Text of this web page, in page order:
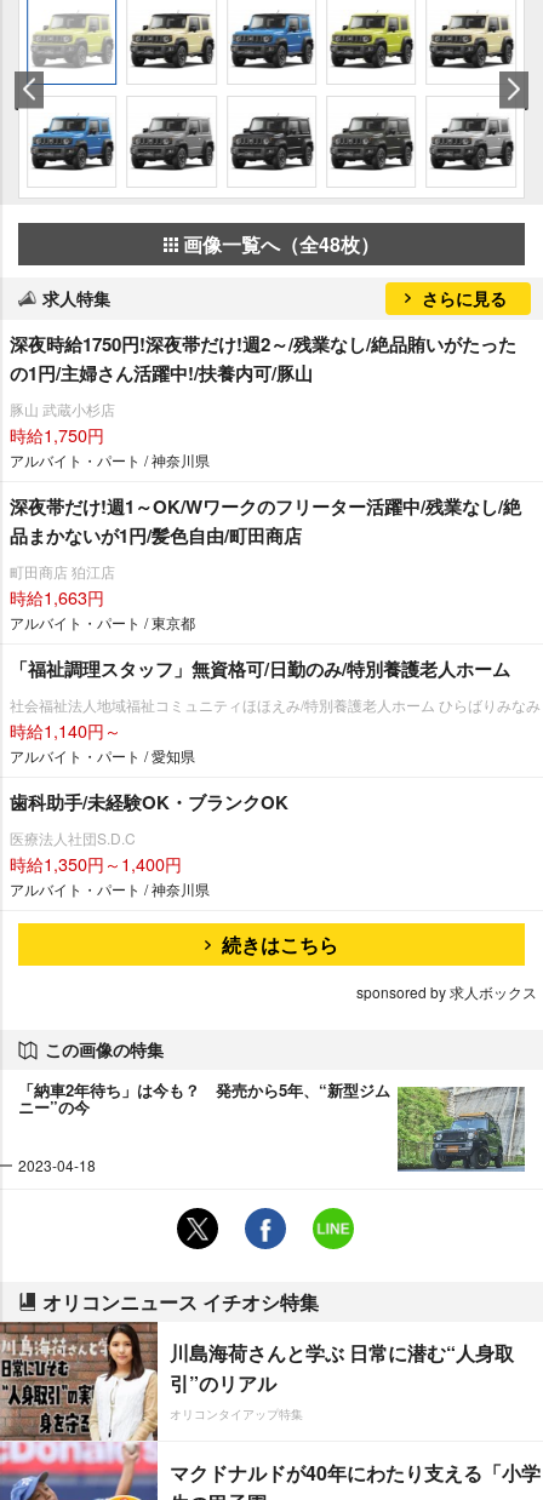
画像一覧へ（全48枚）
求人特集 さらに見る
深夜時給1750円!深夜帯だけ!週2～/残業なし/絶品賄いがたった
の1円/主婦さん活躍中!/扶養内可/豚山
豚山 武蔵小杉店
時給1,750円
アルバイト・パート / 神奈川県
深夜帯だけ!週1～OK/Wワークのフリーター活躍中/残業なし/絶
品まかないが1円/髪色自由/町田商店
町田商店 狛江店
時給1,663円
アルバイト・パート / 東京都
「福祉調理スタッフ」無資格可/日勤のみ/特別養護老人ホーム
社会福祉法人地域福祉コミュニティほほえみ/特別養護老人ホーム ひらばりみなみ
時給1,140円～
アルバイト・パート / 愛知県
歯科助手/未経験OK・ブランクOK
医療法人社団S.D.C
時給1,350円～1,400円
アルバイト・パート / 神奈川県
続きはこちら
sponsored by 求人ボックス
この画像の特集
「納車2年待ち」は今も？ 発売から5年、“新型ジム
ニー”の今
2023-04-18
オリコンニュース イチオシ特集
川島海荷さんと学ぶ 日常に潜む“人身取
引”のリアル
オリコンタイアップ特集
マクドナルドが40年にわたり支える「小学